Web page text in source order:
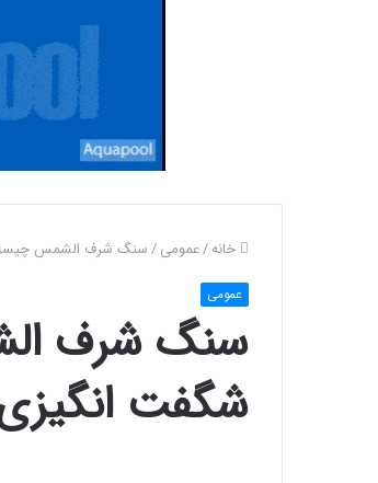
خانه/عمومی/سنگ شرف الشمس چیست
عمومی
سنگ شرف
شگفت